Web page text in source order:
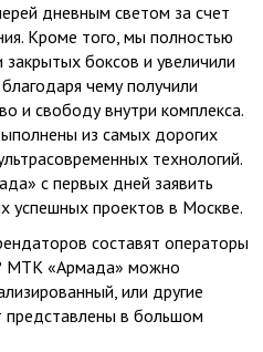
дневным светом за счет
Кроме того, мы полностью
боксов и увеличили
чему получили
и свободу внутри комплекса.
из самых дорогих
технологий.
с первых дней заявить
успешных проектов в Москве.
составят операторы
МТК «Армада» можно
или другие
представлены в большом